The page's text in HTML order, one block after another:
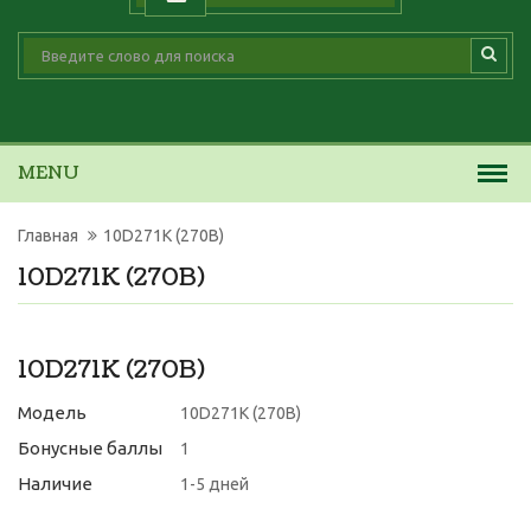
MENU
10D271K (270B)
Главная 10D271K (270B)
10D271K (270B)
Модель 10D271K (270B)
Бонусные баллы 1
Наличие 1-5 дней